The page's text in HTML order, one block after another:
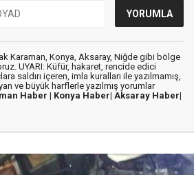
Karaman, Konya, Aksaray, Niğde gibi bölge
UYARI: Küfür, hakaret, rencide edici
saldırı içeren, imla kuralları ile yazılmamış,
ve büyük harflerle yazılmış yorumlar
Haber | Konya Haber| Aksaray Haber|